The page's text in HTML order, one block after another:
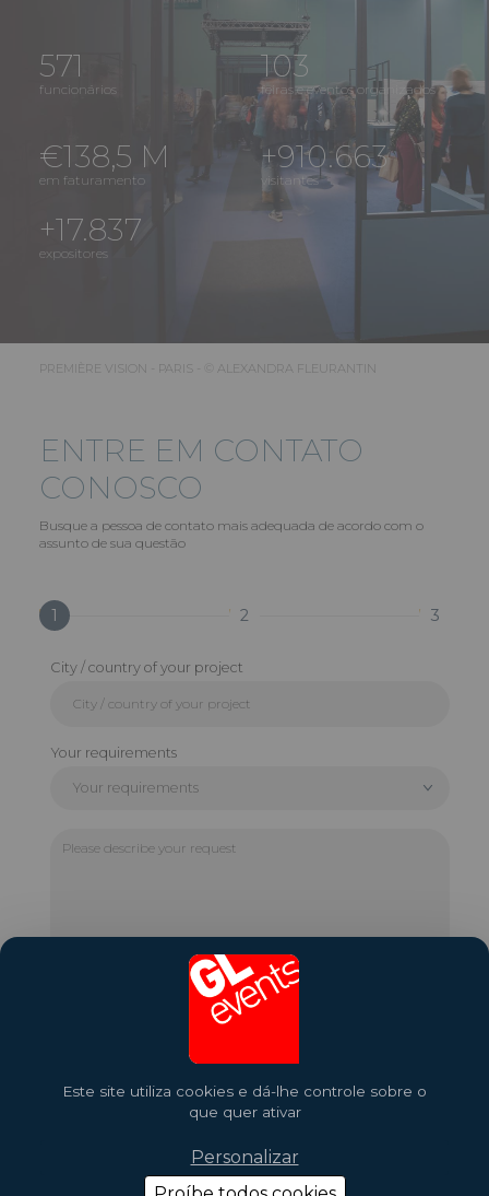
571
funcionários
103
feiras e eventos organizados
€138,5 M
em faturamento
+910.663
visitantes
+17.837
expositores
PREMIÈRE VISION - PARIS - © ALEXANDRA FLEURANTIN
ENTRE EM CONTATO
CONOSCO
Busque a pessoa de contato mais adequada de acordo com o
assunto de sua questão
1 2 3
City / country of your project
Your requirements
Your requirements
describe
Este site utiliza cookies e dá-lhe controle sobre o
que quer ativar
Personalizar